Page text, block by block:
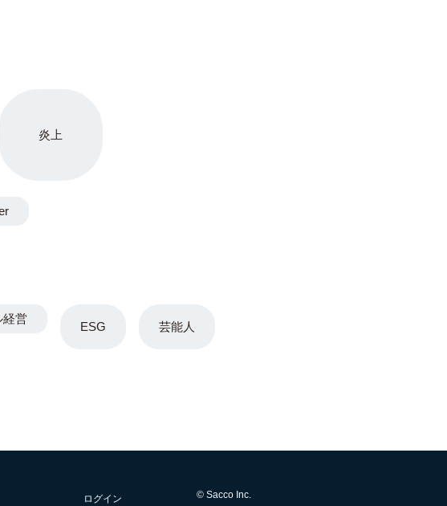
炎上
ESG 芸能人
経営
ログイン © Sacco Inc.